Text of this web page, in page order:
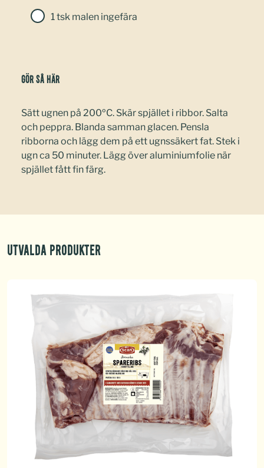
1 tsk malen ingefära
Gör så här
Sätt ugnen på 200ºC. Skär spjället i ribbor. Salta
och peppra. Blanda samman glacen. Pensla
ribborna och lägg dem på ett ugnssäkert fat. Stek i
ugn ca 50 minuter. Lägg över aluminiumfolie när
spjället fått fin färg.
Utvalda produkter